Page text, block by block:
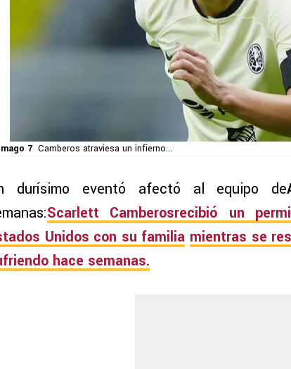
7 Camberos atraviesa un infierno...
durísimo eventó afectó al equipo de
Scarlett Camberosrecibió un
Unidos con su familia mientras se
hace semanas.